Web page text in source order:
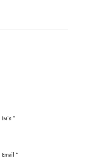
Ім'я *
Email *